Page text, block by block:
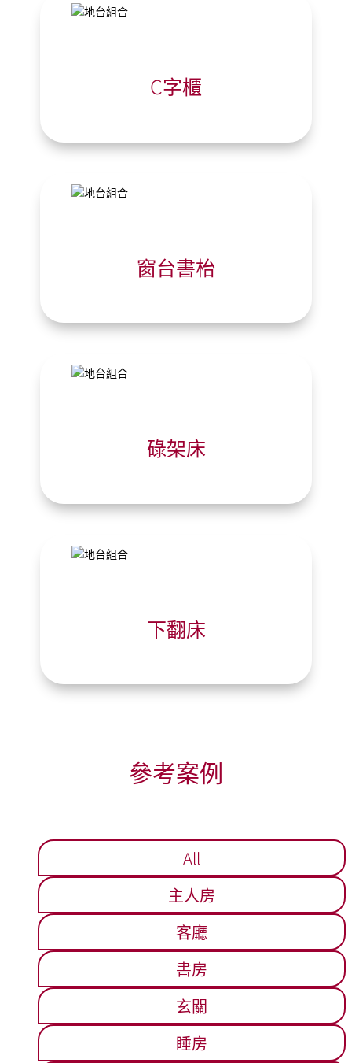
C字櫃
窗台書枱
碌架床
下翻床
參考案例
All
主人房
客廳
書房
玄關
睡房